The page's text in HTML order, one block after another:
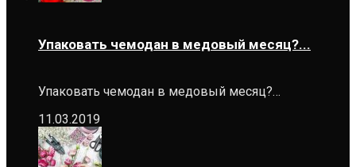
Упаковать чемодан в медовый месяц?...
Упаковать чемодан в медовый месяц?…
11.03.2019